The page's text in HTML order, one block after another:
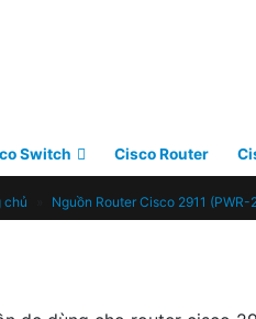
Switch Cisco Router
chủ Nguồn Router Cisco 2911 (PWR-